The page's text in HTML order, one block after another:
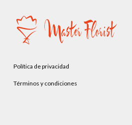
Política de privacidad
Términos y condiciones